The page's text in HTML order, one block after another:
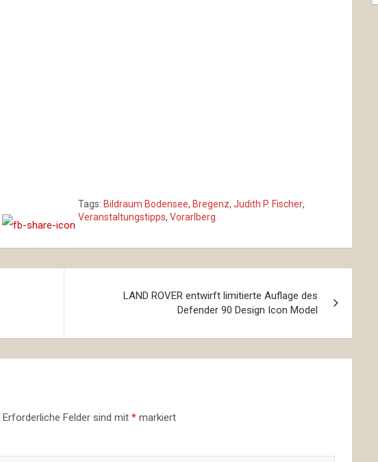
Tags: Bildraum Bodensee, Bregenz, Judith P. Fischer,
Veranstaltungstipps, Vorarlberg
LAND ROVER entwirft limitierte Auflage des
Defender 90 Design Icon Model
Erforderliche Felder sind mit * markiert